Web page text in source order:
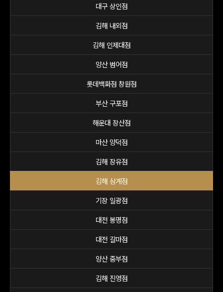
대구 상인점
김해 내외점
김해 인제대점
양산 범어점
롯데백화점 창원점
부산 구포점
해운대 장산점
마산 양덕점
김해 장유점
김해 삼계점
기장 일광점
대전 봉명점
대전 갈마점
양산 중부점
김해 진영점